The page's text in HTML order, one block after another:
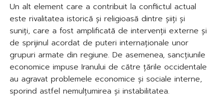
Un alt element care a contribuit la conflictul actual
este rivalitatea istorică și religioasă dintre șiiți și
suniți, care a fost amplificată de intervenții externe și
de sprijinul acordat de puteri internaționale unor
grupuri armate din regiune. De asemenea, sancțiunile
economice impuse Iranului de către țările occidentale
au agravat problemele economice și sociale interne,
sporind astfel nemulțumirea și instabilitatea.